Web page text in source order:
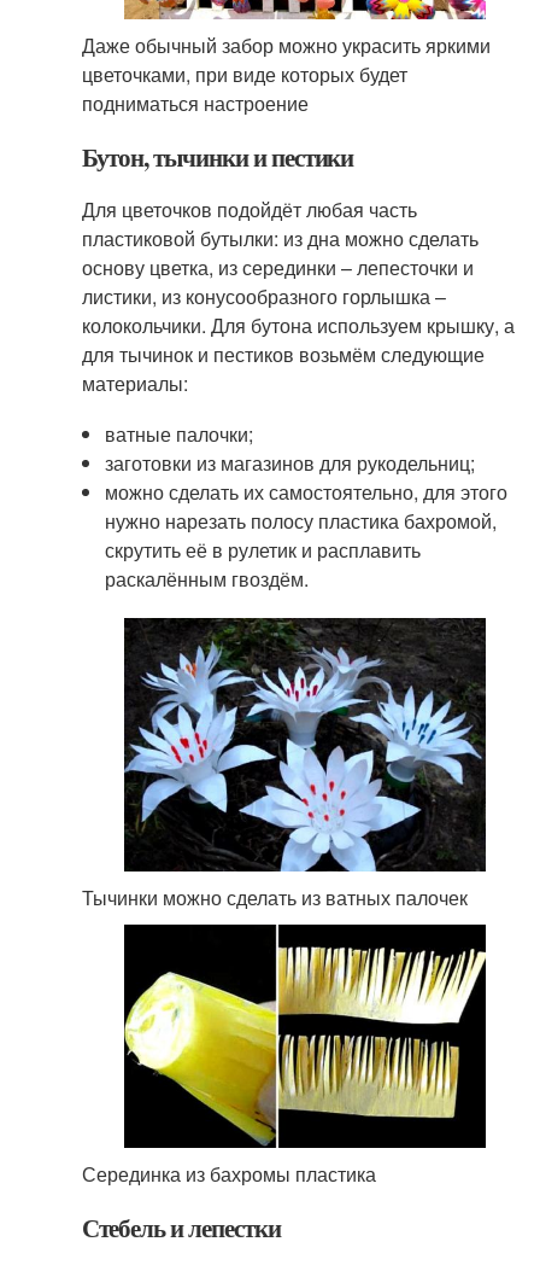
Даже обычный забор можно украсить яркими
цветочками, при виде которых будет
подниматься настроение
Бутон, тычинки и пестики
Для цветочков подойдёт любая часть
пластиковой бутылки: из дна можно сделать
основу цветка, из серединки – лепесточки и
листики, из конусообразного горлышка –
колокольчики. Для бутона используем крышку, а
для тычинок и пестиков возьмём следующие
материалы:
ватные палочки;
заготовки из магазинов для рукодельниц;
можно сделать их самостоятельно, для этого
нужно нарезать полосу пластика бахромой,
скрутить её в рулетик и расплавить
раскалённым гвоздём.
Тычинки можно сделать из ватных палочек
Серединка из бахромы пластика
Стебель и лепестки